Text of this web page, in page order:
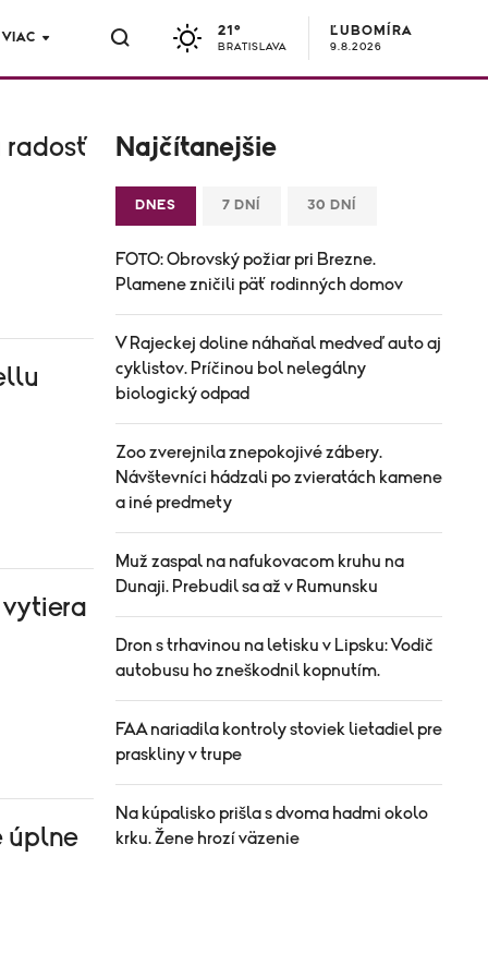
VIAC 21°
BRATISLAVA
ĽUBOMÍRA
9.8.2026
radosť
vytiera
úplne
Najčítanejšie
DNES 7 DNÍ 30 DNÍ
FOTO: Obrovský požiar pri Brezne.
Plamene zničili päť rodinných domov
V Rajeckej doline náhaňal medveď auto aj
cyklistov. Príčinou bol nelegálny
biologický odpad
Zoo zverejnila znepokojivé zábery.
Návštevníci hádzali po zvieratách kamene
a iné predmety
Muž zaspal na nafukovacom kruhu na
Dunaji. Prebudil sa až v Rumunsku
Dron s trhavinou na letisku v Lipsku: Vodič
autobusu ho zneškodnil kopnutím.
FAA nariadila kontroly stoviek lietadiel pre
praskliny v trupe
Na kúpalisko prišla s dvoma hadmi okolo
krku. Žene hrozí väzenie